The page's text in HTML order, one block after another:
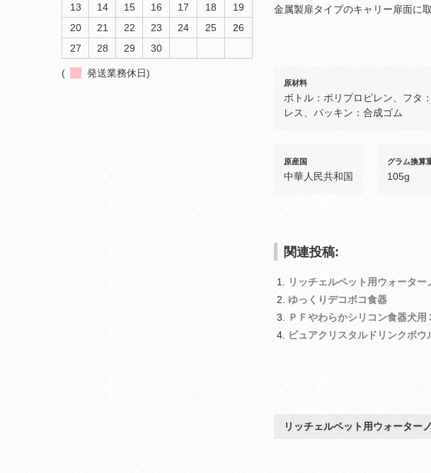
金属製扉タイプのキャリー扉面に
原材料
ボトル：ポリプロピレン、フタ
レス、パッキン：合成ゴム
原産国
中華人民共和国
グラム換算
105g
関連投稿:
リッチェルペット用ウォータ
ゆっくりデコボコ食器
ＰＦやわらかシリコン食器犬用
ピュアクリスタルドリンクボウ
リッチェルペット用ウォーター
13
14 15 16 17 18
19
20
21 22 23 24 25
26
27
28 29 30
( 発送業務休日)